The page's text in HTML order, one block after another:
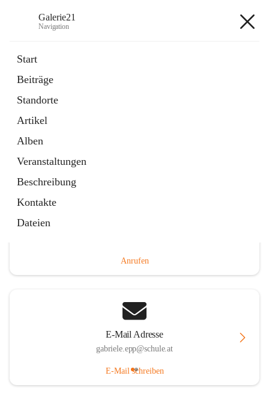
Galerie21
Navigation
Start
Beiträge
Standorte
Artikel
Alben
Veranstaltungen
Beschreibung
Kontakte
Dateien
Anrufen
E-Mail Adresse
gabriele.epp@schule.at
E-Mail schreiben